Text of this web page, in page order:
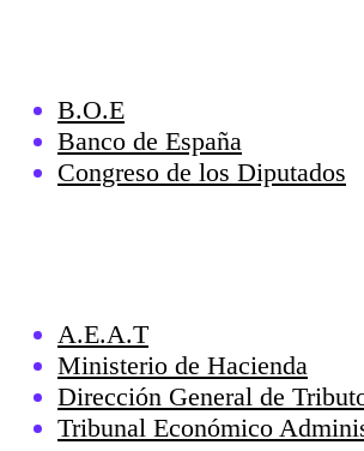
B.O.E
Banco de España
Congreso de los Diputados
A.E.A.T
Ministerio de Hacienda
Dirección General de
Tribunal Económico